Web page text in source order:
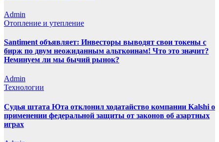
Admin
Отопление и утепление
Santiment объявляет: Инвесторы выводят свои токены с
бирж по двум неожиданным альткоинам! Что это значит?
Неминуем ли мы бычий рынок?
Admin
Технологии
Судья штата Юта отклонил ходатайство компании Kalshi о
применении федеральной защиты от законов об азартных
играх